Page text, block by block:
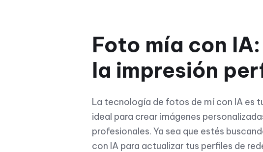
Foto mía con
la impresión
La tecnología de fotos de mí con IA es
ideal para crear imágenes
profesionales. Ya sea que estés
con IA para actualizar tus perfiles de